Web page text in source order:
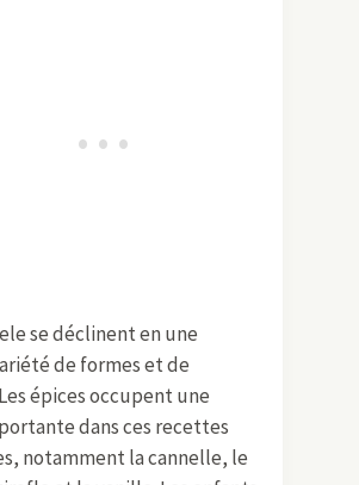
se déclinent en une
de formes et de
épices occupent une
dans ces recettes
notamment la cannelle, le